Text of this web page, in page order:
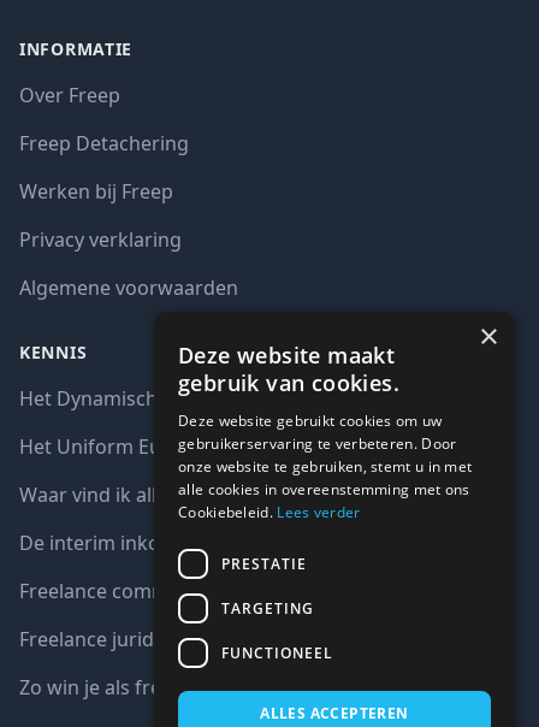
INFORMATIE
Over Freep
Freep Detachering
Werken bij Freep
Privacy verklaring
Algemene voorwaarden
KENNIS
Het Dynamisch aankoopsysteem (DAS)
Het Uniform Europees Aanbestedingsdocument (UEA)
Waar vind ik alle interim opdrachten bij de overheid?
De interim inkoop markt in cijfers
Freelance communicatie vacatures
Freelance juridische vacatures
Zo win je als freelancer een aanbesteding
×
Deze website maakt
gebruik van cookies.
Deze website gebruikt cookies om uw
gebruikerservaring te verbeteren. Door
onze website te gebruiken, stemt u in met
alle cookies in overeenstemming met ons
Cookiebeleid. Lees verder
PRESTATIE
TARGETING
FUNCTIONEEL
ALLES ACCEPTEREN